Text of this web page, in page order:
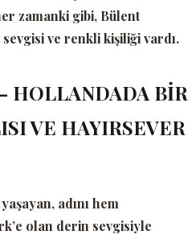
zamanki gibi, Bülent
ve renkli kişiliği vardı.
HOLLANDADA BİR
VE HAYIRSEVER
adını hem
olan derin sevgisiyle